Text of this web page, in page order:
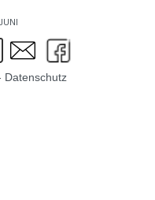
Datenschutz